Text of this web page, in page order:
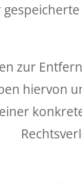
zur
hiervon